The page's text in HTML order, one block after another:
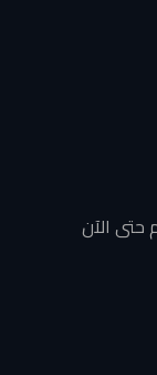
حتى الآن